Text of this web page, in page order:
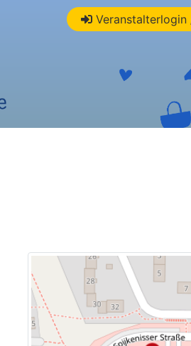
Veranstalterlogin